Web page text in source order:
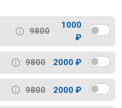
9800
1000
₽
9800 2000 ₽
9800 2000 ₽